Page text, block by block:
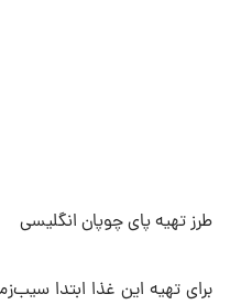
طرز تهیه پای چوپان انگلیسی
برای تهیه این غذا ابتدا